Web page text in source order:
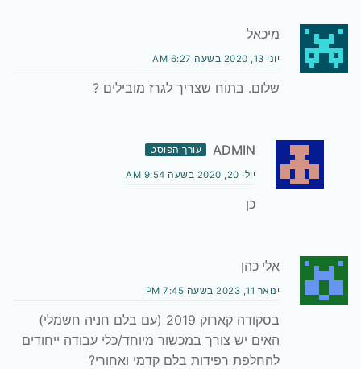
מיכאל
יוני 13, 2020 בשעה 6:27 AM
שלום. בתוח שצריך לגרז מובילים ?
ADMIN עורך הפוסט
יולי 20, 2020 בשעה 9:54 AM
כן
אלי כהן
ינואר 11, 2023 בשעה 7:45 PM
בסקודה קארוק 2019 (עם בלם חניה חשמלי)
האים יש צורך במכשור מיוחד/כלי עבודה ייחודים
להחלפת רפידות בלם קדמי ואחורי?